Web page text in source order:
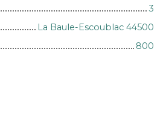
3
La Baule-Escoublac 44500
800